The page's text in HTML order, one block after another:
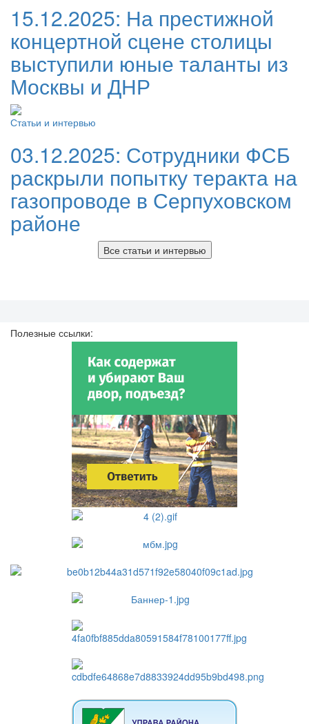
15.12.2025: На престижной
концертной сцене столицы
выступили юные таланты из
Москвы и ДНР
Статьи и интервью
03.12.2025: Сотрудники ФСБ
раскрыли попытку теракта на
газопроводе в Серпуховском
районе
Все статьи и интервью
Полезные ссылки: